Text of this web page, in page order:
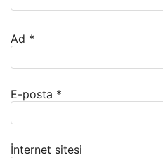
Ad *
E-posta *
İnternet sitesi